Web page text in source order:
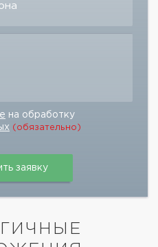
на обработку
(обязательно)